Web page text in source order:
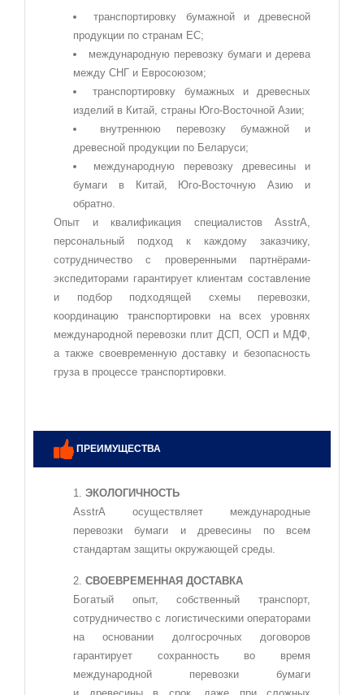
транспортировку бумажной и древесной
продукции по странам ЕС;
международную перевозку бумаги и дерева
между СНГ и Евросоюзом;
транспортировку бумажных и древесных
изделий в Китай, страны Юго-Восточной Азии;
внутреннюю перевозку бумажной и
древесной продукции по Беларуси;
международную перевозку древесины и
бумаги в Китай, Юго-Восточную Азию и
обратно.
Опыт и квалификация специалистов AsstrA,
персональный подход к каждому заказчику,
сотрудничество с проверенными партнёрами-
экспедиторами гарантирует клиентам составление
и подбор подходящей схемы перевозки,
координацию транспортировки на всех уровнях
международной перевозки плит ДСП, ОСП и МДФ,
а также своевременную доставку и безопасность
груза в процессе транспортировки.
ПРЕИМУЩЕСТВА
ЭКОЛОГИЧНОСТЬ
AsstrA осуществляет международные
перевозки бумаги и древесины по всем
стандартам защиты окружающей среды.
СВОЕВРЕМЕННАЯ ДОСТАВКА
Богатый опыт, собственный транспорт,
сотрудничество с логистическими операторами
на основании долгосрочных договоров
гарантирует сохранность во время
международной перевозки бумаги